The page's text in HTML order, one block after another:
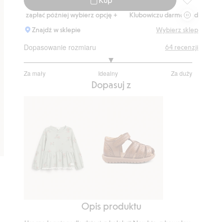
Legginsy
zapłać później wybierz opcję +
Klubowiczu darmowa dostawa od 150
Znajdź w sklepie
Wybierz sklep
Dopasowanie rozmiaru
Za mały Idealny Za duży
na
64 recenzji
Dopasuj z
Sandały
Opis produktu